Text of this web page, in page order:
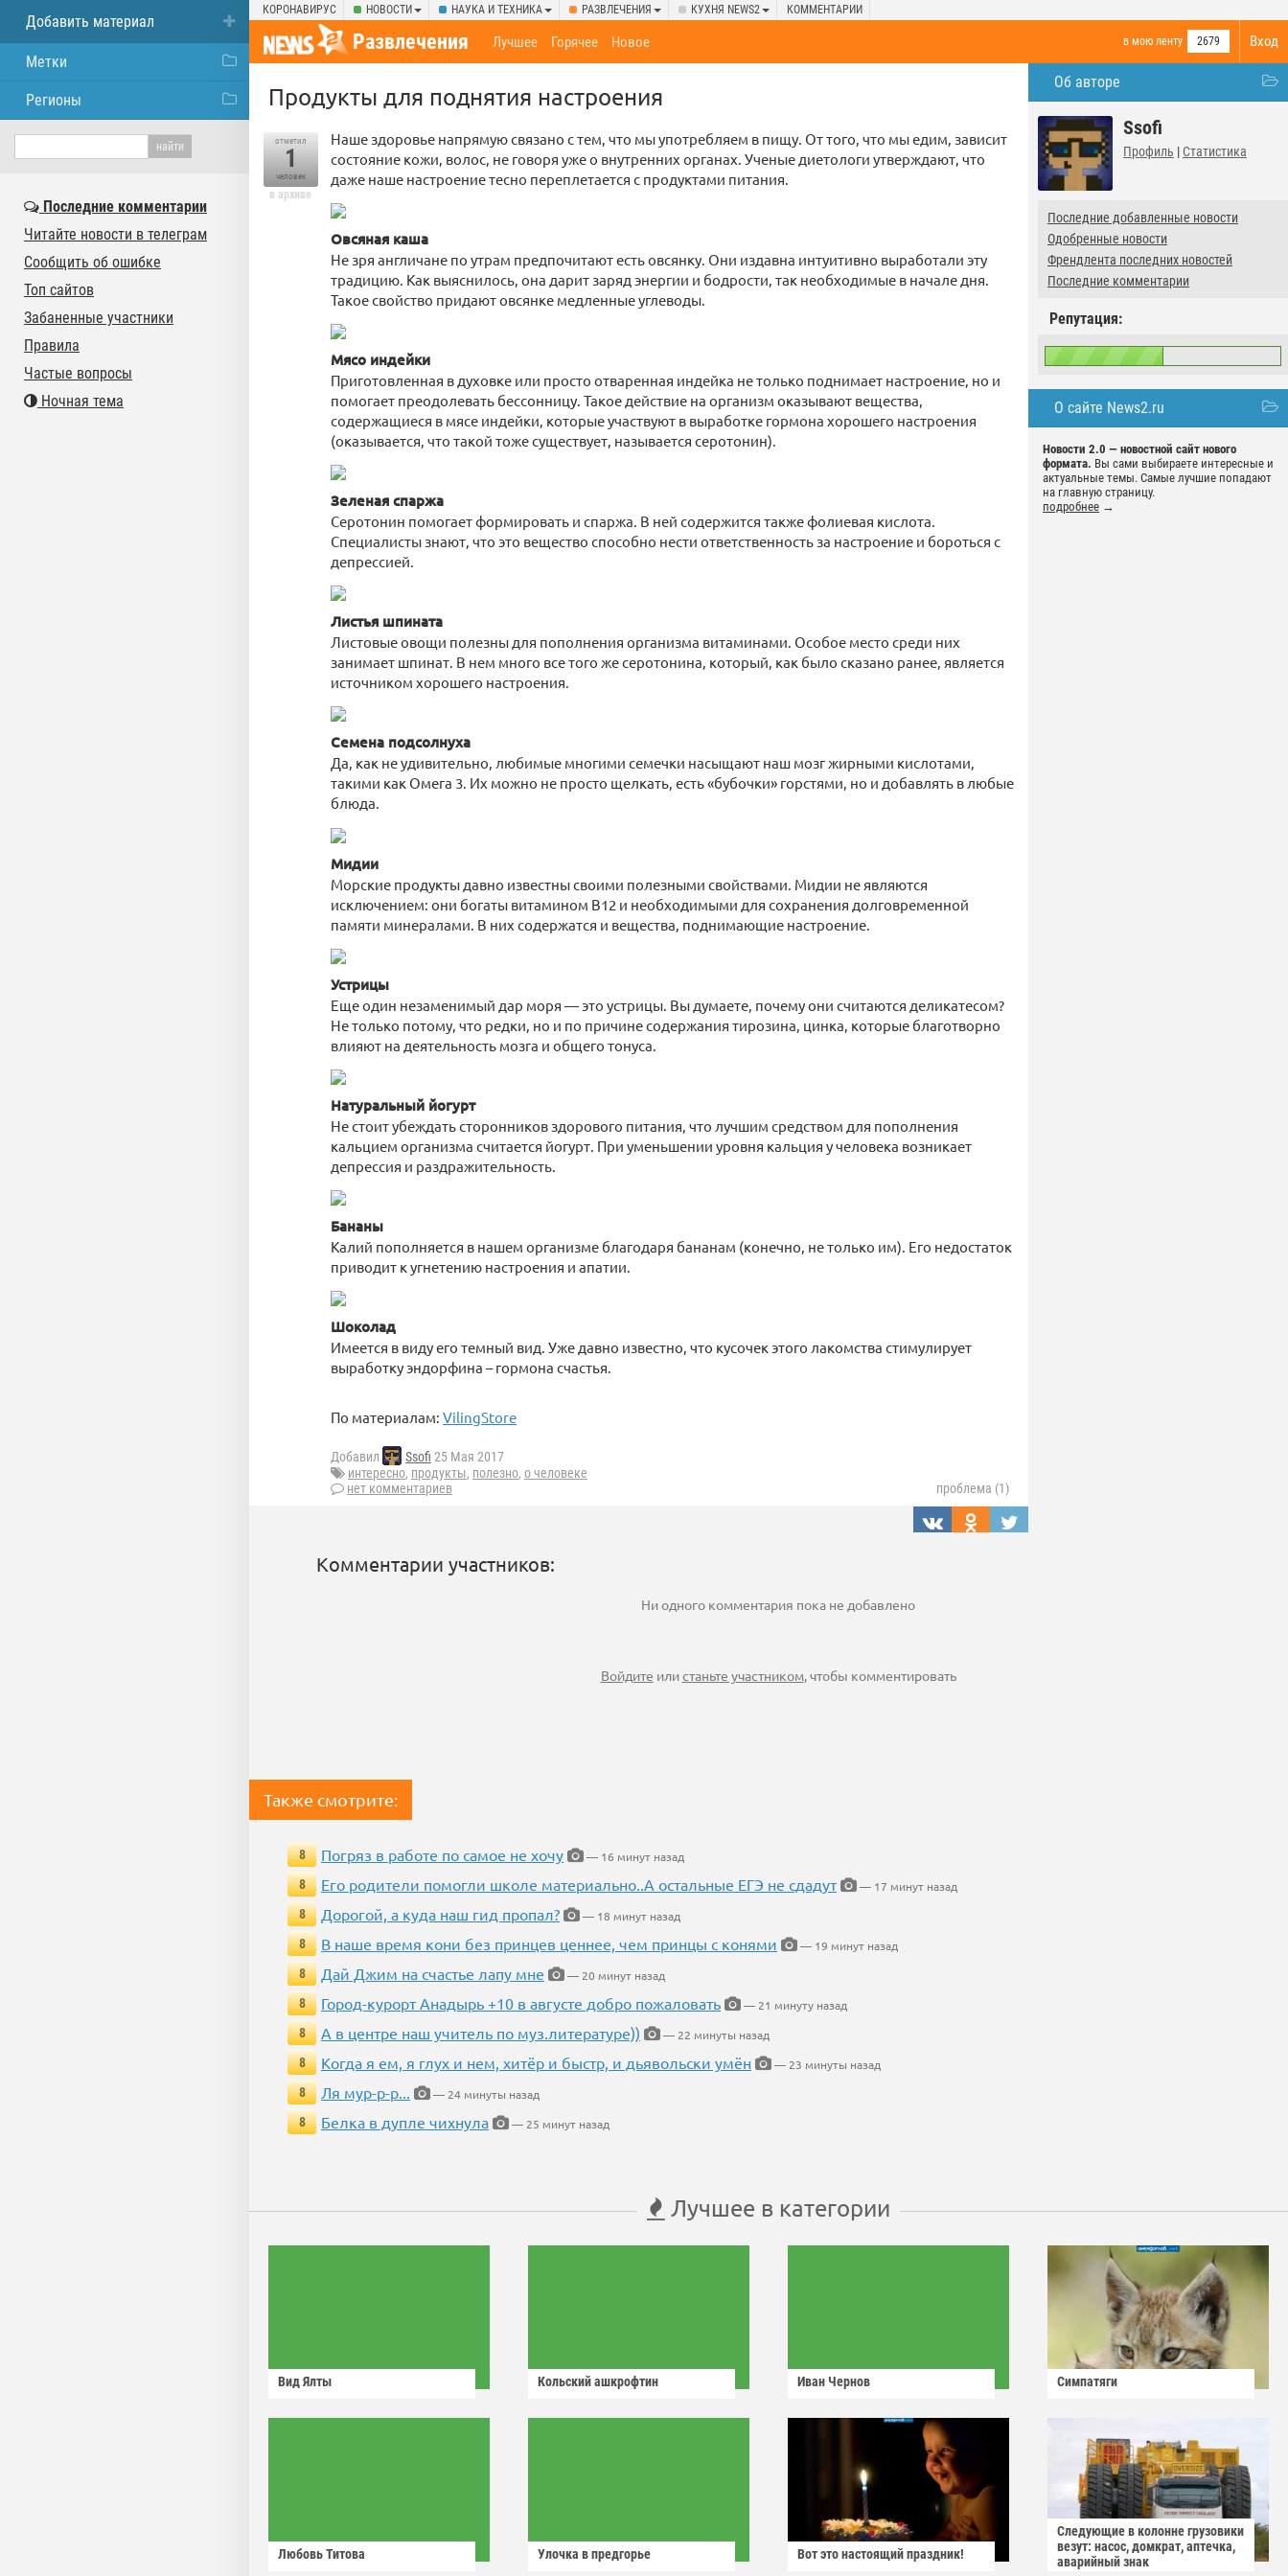
КОРОНАВИРУС НОВОСТИ НАУКА И ТЕХНИКА РАЗВЛЕЧЕНИЯ КУХНЯ NEWS2 КОММЕНТАРИИ
Вход
Развлечения в мою ленту 2679
Лучшее Горячее Новое
Об авторе
Ssofi
Профиль | Статистика
Последние добавленные новости
Одобренные новости
Френдлента последних новостей
Последние комментарии
Репутация:
О сайте News2.ru
Новости 2.0 — новостной сайт нового
формата. Вы сами выбираете интересные и
актуальные темы. Самые лучшие попадают
на главную страницу.
подробнее →
Продукты для поднятия настроения
отметил
1
человек
в архиве
Наше здоровье напрямую связано с тем, что мы употребляем в пищу. От того, что мы едим, зависит
состояние кожи, волос, не говоря уже о внутренних органах. Ученые диетологи утверждают, что
даже наше настроение тесно переплетается с продуктами питания.
Овсяная каша
Не зря англичане по утрам предпочитают есть овсянку. Они издавна интуитивно выработали эту
традицию. Как выяснилось, она дарит заряд энергии и бодрости, так необходимые в начале дня.
Такое свойство придают овсянке медленные углеводы.
Мясо индейки
Приготовленная в духовке или просто отваренная индейка не только поднимает настроение, но и
помогает преодолевать бессонницу. Такое действие на организм оказывают вещества,
содержащиеся в мясе индейки, которые участвуют в выработке гормона хорошего настроения
(оказывается, что такой тоже существует, называется серотонин).
Зеленая спаржа
Серотонин помогает формировать и спаржа. В ней содержится также фолиевая кислота.
Специалисты знают, что это вещество способно нести ответственность за настроение и бороться с
депрессией.
Листья шпината
Листовые овощи полезны для пополнения организма витаминами. Особое место среди них
занимает шпинат. В нем много все того же серотонина, который, как было сказано ранее, является
источником хорошего настроения.
Семена подсолнуха
Да, как не удивительно, любимые многими семечки насыщают наш мозг жирными кислотами,
такими как Омега 3. Их можно не просто щелкать, есть «бубочки» горстями, но и добавлять в любые
блюда.
Мидии
Морские продукты давно известны своими полезными свойствами. Мидии не являются
исключением: они богаты витамином В12 и необходимыми для сохранения долговременной
памяти минералами. В них содержатся и вещества, поднимающие настроение.
Устрицы
Еще один незаменимый дар моря — это устрицы. Вы думаете, почему они считаются деликатесом?
Не только потому, что редки, но и по причине содержания тирозина, цинка, которые благотворно
влияют на деятельность мозга и общего тонуса.
Натуральный йогурт
Не стоит убеждать сторонников здорового питания, что лучшим средством для пополнения
кальцием организма считается йогурт. При уменьшении уровня кальция у человека возникает
депрессия и раздражительность.
Бананы
Калий пополняется в нашем организме благодаря бананам (конечно, не только им). Его недостаток
приводит к угнетению настроения и апатии.
Шоколад
Имеется в виду его темный вид. Уже давно известно, что кусочек этого лакомства стимулирует
выработку эндорфина – гормона счастья.
По материалам: VilingStore
Добавил Ssofi 25 Мая 2017
интересно, продукты, полезно, о человеке
нет комментариев
проблема (1)
Комментарии участников:
Ни одного комментария пока не добавлено
Войдите илистаньте участником, чтобы комментировать
Также смотрите:
8 Погряз в работе по самое не хочу
— 16 минут назад
8
Его родители помогли школе материально..А остальные ЕГЭ не сдадут
— 17 минут назад
8
Дорогой, а куда наш гид пропал?
— 18 минут назад
8
В наше время кони без принцев ценнее, чем принцы с конями
— 19 минут назад
8
Дай Джим на счастье лапу мне
— 20 минут назад
8
Город-курорт Анадырь +10 в августе добро пожаловать
— 21 минуту назад
8
А в центре наш учитель по муз.литературе))
— 22 минуты назад
8
Когда я ем, я глух и нем, хитёр и быстр, и дьявольски умён
— 23 минуты назад
8
Ля мур-р-р...
— 24 минуты назад
8
Белка в дупле чихнула — 25 минут назад
Лучшее в категории
Вид Ялты Кольский ашкрофтин Иван Чернов Симпатяги
Любовь Титова Улочка в предгорье Вот это настоящий праздник!
Следующие в колонне грузовики
везут: насос, домкрат, аптечка,
аварийный знак
Добавить материал
Метки
Регионы
Последние комментарии
Читайте новости в телеграм
Сообщить об ошибке
Топ сайтов
Забаненные участники
Правила
Частые вопросы
Ночная тема